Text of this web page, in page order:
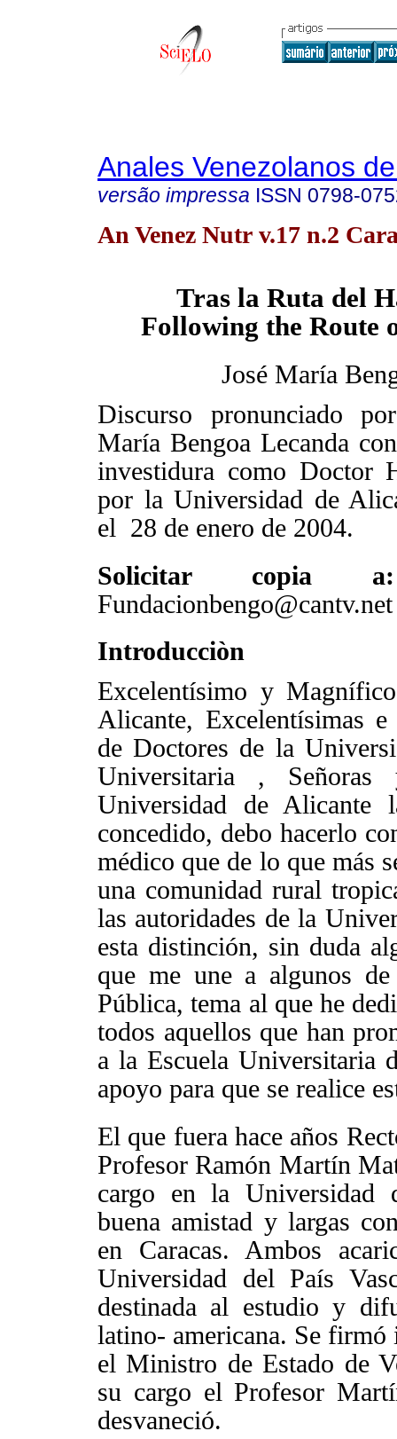
Anales Venezolanos
versão impressa ISSN 0798-
An Venez Nutr v.17 n.2
Tras la Ruta del
Following the Route
José María
Discurso pronunciado
María Bengoa Lecanda
investidura como Doctor
por la Universidad de
el 28 de enero de 2004.
Solicitar
Introducciòn
Excelentísimo y
Alicante, Excelentísimas
de Doctores de la
Universitaria , Señoras
Universidad de Alicante
concedido, debo hacerlo
médico que de lo que más
una comunidad rural
las autoridades dela
esta distinción, sin duda
que me une a algunos
Pública, tema al que he
todos aquellos que han
a la Escuela Universitaria
apoyo para que se realice
El que fuera hace años
Profesor Ramón Martín
cargo enla Universidad
buena amistad y largas
en Caracas. Ambos
Universidad del País
destinada al estudio y
latino- americana. Se
el Ministro de Estado de
su cargo el Profesor
desvaneció.